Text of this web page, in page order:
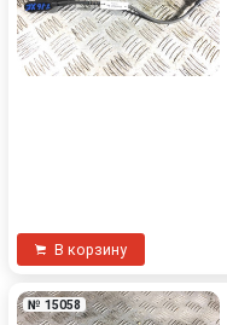
В корзину
№ 15058